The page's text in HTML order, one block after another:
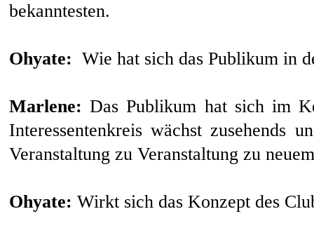
bekanntesten.
Ohyate: Wie hat sich das Publikum in
Marlene: Das Publikum hat sich im
Interessentenkreis wächst zusehends
Veranstaltung zu Veranstaltung zu
Ohyate: Wirkt sich das Konzept des